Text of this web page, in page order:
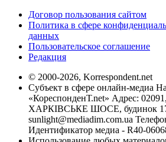
Договор пользования сайтом
Политика в сфере
данных
Пользовательское соглашение
Редакция
© 2000-2026, Korrespondent.net
Субъект в сфере онлайн-медиа
«КореспонденТ.net» Адрес:
ХАРКІВСЬКЕ ШОСЕ, будинок
sunlight@mediadim.com.ua
Идентификатор медиа - R40-